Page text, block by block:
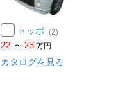
トッポ (2)
22 〜 23 万円
カタログを見る